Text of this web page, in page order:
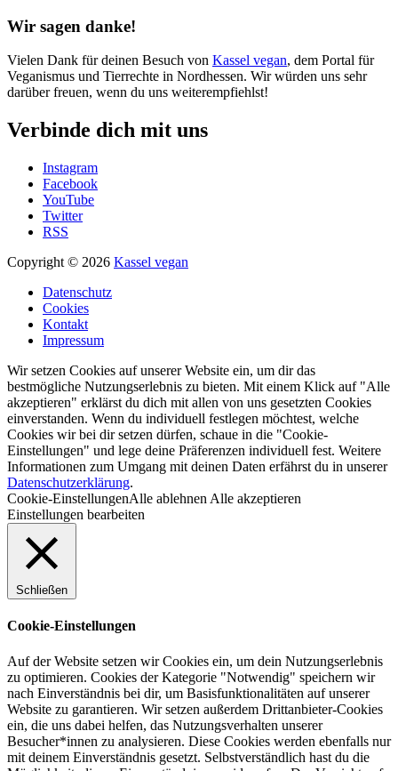
Wir sagen danke!
Vielen Dank für deinen Besuch von Kassel vegan, dem Portal für
Veganismus und Tierrechte in Nordhessen. Wir würden uns sehr
darüber freuen, wenn du uns weiterempfiehlst!
Verbinde dich mit uns
Instagram
Facebook
YouTube
Twitter
RSS
Copyright © 2026 Kassel vegan
Datenschutz
Cookies
Kontakt
Impressum
Wir setzen Cookies auf unserer Website ein, um dir das
bestmögliche Nutzungserlebnis zu bieten. Mit einem Klick auf "Alle
akzeptieren" erklärst du dich mit allen von uns gesetzten Cookies
einverstanden. Wenn du individuell festlegen möchtest, welche
Cookies wir bei dir setzen dürfen, schaue in die "Cookie-
Einstellungen" und lege deine Präferenzen individuell fest. Weitere
Informationen zum Umgang mit deinen Daten erfährst du in unserer
Datenschutzerklärung.
Cookie-EinstellungenAlle ablehnen Alle akzeptieren
Einstellungen bearbeiten
Schließen
Cookie-Einstellungen
Auf der Website setzen wir Cookies ein, um dein Nutzungserlebnis
zu optimieren. Cookies der Kategorie "Notwendig" speichern wir
nach Einverständnis bei dir, um Basisfunktionalitäten auf unserer
Website zu garantieren. Wir setzen außerdem Drittanbieter-Cookies
ein, die uns dabei helfen, das Nutzungsverhalten unserer
Besucher*innen zu analysieren. Diese Cookies werden ebenfalls nur
mit deinem Einverständnis gesetzt. Selbstverständlich hast du die